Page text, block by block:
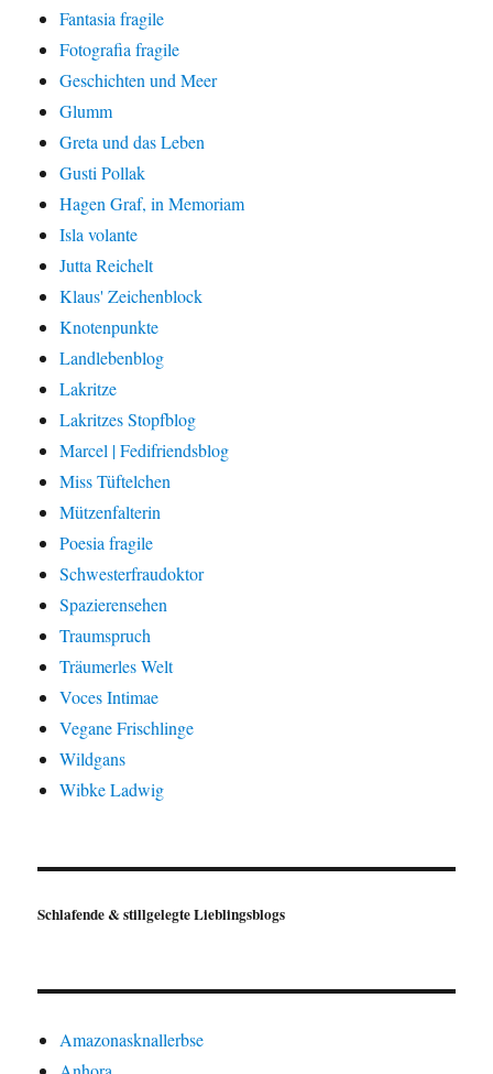
Fantasia fragile
Fotografia fragile
Geschichten und Meer
Glumm
Greta und das Leben
Gusti Pollak
Hagen Graf, in Memoriam
Isla volante
Jutta Reichelt
Klaus' Zeichenblock
Knotenpunkte
Landlebenblog
Lakritze
Lakritzes Stopfblog
Marcel | Fedifriendsblog
Miss Tüftelchen
Mützenfalterin
Poesia fragile
Schwesterfraudoktor
Spazierensehen
Traumspruch
Träumerles Welt
Voces Intimae
Vegane Frischlinge
Wildgans
Wibke Ladwig
Schlafende & stillgelegte Lieblingsblogs
Amazonasknallerbse